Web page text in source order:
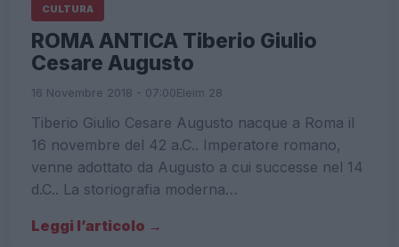
CULTURA
ROMA ANTICA Tiberio Giulio
Cesare Augusto
16 Novembre 2018 - 07:00Eleim 28
Tiberio Giulio Cesare Augusto nacque a Roma il
16 novembre del 42 a.C.. Imperatore romano,
venne adottato da Augusto a cui successe nel 14
d.C.. La storiografia moderna…
Leggi l’articolo →